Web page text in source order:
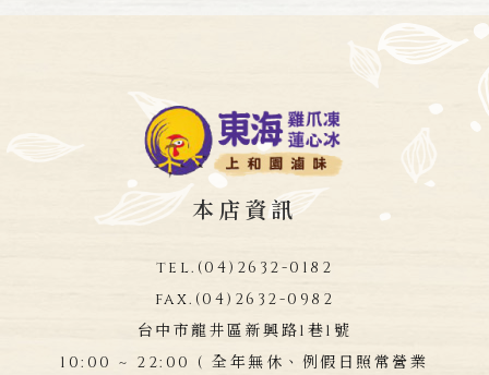
本店資訊
tel. (04)2632-0182
fax. (04)2632-0982
台中市龍井區新興路1巷1號
10:00 ~ 22:00 ( 全年無休、例假日照常營業